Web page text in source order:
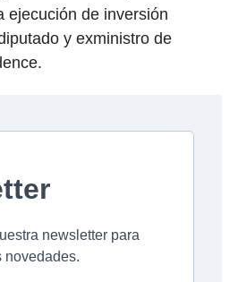
ejecución de inversión
y exministro de